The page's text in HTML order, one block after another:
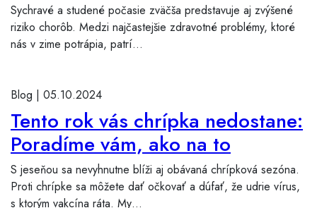
Sychravé a studené počasie zväčša predstavuje aj zvýšené
riziko chorôb. Medzi najčastejšie zdravotné problémy, ktoré
nás v zime potrápia, patrí…
Blog | 05.10.2024
Tento rok vás chrípka nedostane:
Poradíme vám, ako na to
S jeseňou sa nevyhnutne blíži aj obávaná chrípková sezóna.
Proti chrípke sa môžete dať očkovať a dúfať, že udrie vírus,
s ktorým vakcína ráta. My…